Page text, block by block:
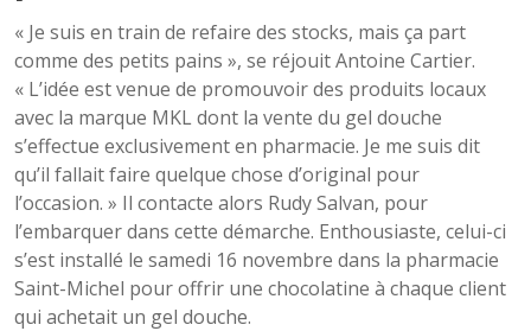
« Je suis en train de refaire des stocks, mais ça part
comme des petits pains », se réjouit Antoine Cartier.
« L’idée est venue de promouvoir des produits locaux
avec la marque MKL dont la vente du gel douche
s’effectue exclusivement en pharmacie. Je me suis dit
qu’il fallait faire quelque chose d’original pour
l’occasion. » Il contacte alors Rudy Salvan, pour
l’embarquer dans cette démarche. Enthousiaste, celui-ci
s’est installé le samedi 16 novembre dans la pharmacie
Saint-Michel pour offrir une chocolatine à chaque client
qui achetait un gel douche.